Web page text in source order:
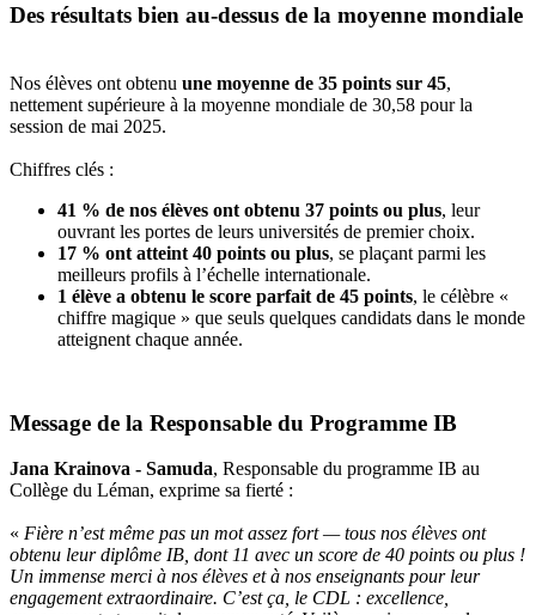
Des résultats bien au-dessus de la moyenne mondiale
Nos élèves ont obtenu une moyenne de 35 points sur 45,
nettement supérieure à la moyenne mondiale de 30,58 pour la
session de mai 2025.
Chiffres clés :
41 % de nos élèves ont obtenu 37 points ou plus, leur
ouvrant les portes de leurs universités de premier choix.
17 % ont atteint 40 points ou plus, se plaçant parmi les
meilleurs profils à l’échelle internationale.
1 élève a obtenu le score parfait de 45 points, le célèbre «
chiffre magique » que seuls quelques candidats dans le monde
atteignent chaque année.
Message de la Responsable du Programme IB
Jana Krainova - Samuda, Responsable du programme IB au
Collège du Léman, exprime sa fierté :
« Fière n’est même pas un mot assez fort — tous nos élèves ont
obtenu leur diplôme IB, dont 11 avec un score de 40 points ou plus !
Un immense merci à nos élèves et à nos enseignants pour leur
engagement extraordinaire. C’est ça, le CDL : excellence,